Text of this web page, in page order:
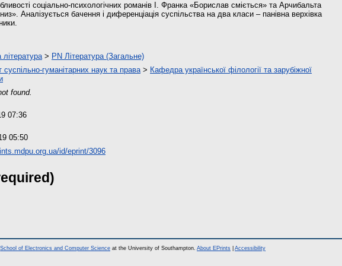
соціально-психологічних романів І. Франка «Борислав сміється» та Арчибальта
Аналізується бачення і диференціація суспільства на два класи – панівна верхівка
> PN Література (Загальне)
суспільно-гуманітарних наук та права> Кафедра української філології та зарубіжної
found.
07:36
05:50
id/eprint/3096
School of Electronics and Computer Science at the University of Southampton. About EPrints Accessibility